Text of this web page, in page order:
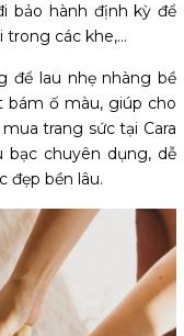
bảo hành định kỳ để
các khe,...
để lau nhẹ nhàng bề
bám ố màu, giúp cho
trang sức tại Cara
bạc chuyên dụng, dễ
đẹp bền lâu.